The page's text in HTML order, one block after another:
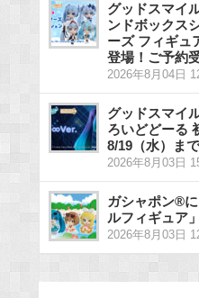
グッドスマイ
ンドボックス
ーズ フィギュ
登場！ご予約
2026年8月04日
グッドスマイ
ろいどどーる
8/19（水）ま
2026年8月03日
ガシャポン®
ルフィギュア
2026年8月03日